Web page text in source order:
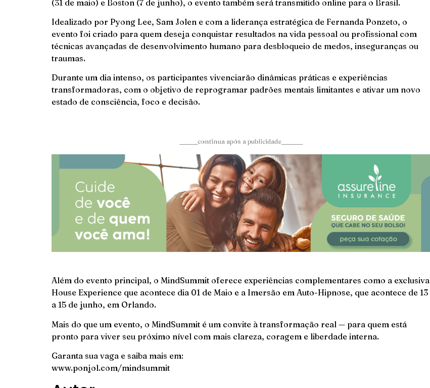
(31 de maio) e Boston (7 de junho), o evento também será transmitido online para o Brasil.
Idealizado por Pyong Lee, Sam Jolen e com a liderança estratégica de Fernanda Ponzeto, o
evento foi criado para quem deseja conquistar resultados na vida pessoal ou profissional com
técnicas avançadas de desenvolvimento humano para desbloqueio de medos, inseguranças ou
traumas.
Durante um dia intenso, os participantes vivenciarão dinâmicas práticas e experiências
transformadoras, com o objetivo de reprogramar padrões mentais limitantes e ativar um novo
estado de consciência, foco e decisão.
______continua após a publicidade_______
Além do evento principal, o MindSummit oferece experiências complementares como a exclusiva
House Experience que acontece dia 01 de Maio e a Imersão em Auto-Hipnose, que acontece de 13
a 15 de junho, em Orlando.
Mais do que um evento, o MindSummit é um convite à transformação real — para quem está
pronto para viver seu próximo nível com mais clareza, coragem e liberdade interna.
Garanta sua vaga e saiba mais em:
www.ponjol.com/mindsummit